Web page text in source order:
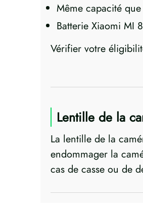
Même capacité
Batterie Xiaomi MI
Vérifier votre
Lentille de la
La lentille de la
endommager la
cas de casse ou de